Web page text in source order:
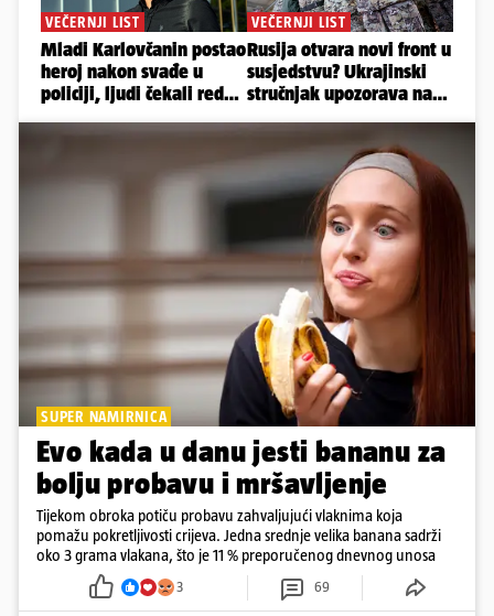
SUPER NAMIRNICA
Evo kada u danu jesti bananu za
bolju probavu i mršavljenje
Tijekom obroka potiču probavu zahvaljujući vlaknima koja
pomažu pokretljivosti crijeva. Jedna srednje velika banana sadrži
oko 3 grama vlakana, što je 11 % preporučenog dnevnog unosa
3 69